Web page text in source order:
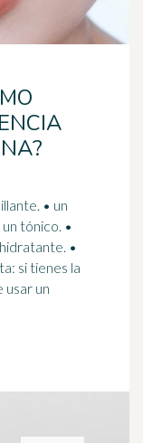
un suero hidratante. • una crema hidratante. •
usar un